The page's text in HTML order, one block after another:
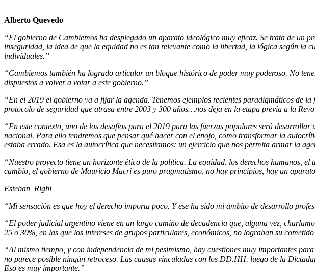
Alberto Quevedo
“El gobierno de Cambiemos ha desplegado un aparato ideológico muy eficaz. Se trata de un
inseguridad, la idea de que la equidad no es tan relevante como la libertad, la lógica según
individuales.”
“Cambiemos también ha logrado articular un bloque histórico de poder muy poderoso. No
dispuestos a volver a votar a este gobierno.”
“En el 2019 el gobierno va a fijar la agenda. Tenemos ejemplos recientes paradigmáticos de
protocolo de seguridad que atrasa entre 2003 y 300 años…nos deja en la etapa previa a la
“En este contexto, uno de los desafíos para el 2019 para las fuerzas populares será
nacional. Para ello tendremos que pensar qué hacer con el enojo, como transformar la
estaba errado. Esa es la autocrítica que necesitamos: un ejercicio que nos permita armar la
“Nuestro proyecto tiene un horizonte ético de la política. La equidad, los derechos humanos,
cambio, el gobierno de Mauricio Macri es puro pragmatismo, no hay principios, hay un
Esteban Righi
“Mi sensación es que hoy el derecho importa poco. Y ese ha sido mi ámbito de desarrollo
“El poder judicial argentino viene en un largo camino de decadencia que, alguna vez,
25 o 30%, en las que los intereses de grupos particulares, económicos, no lograban su
“Al mismo tiempo, y con independencia de mi pesimismo, hay cuestiones muy importantes
no parece posible ningún retroceso. Las causas vinculadas con los DD.HH. luego de la
Eso es muy importante.”